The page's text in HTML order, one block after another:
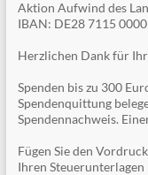
Aktion Aufwind des
IBAN: DE28 7115
Herzlichen Dank für
Spenden bis zu 300
Spendenquittung
Spendennachweis.
Fügen Sie den
Ihren Steuerunterlagen